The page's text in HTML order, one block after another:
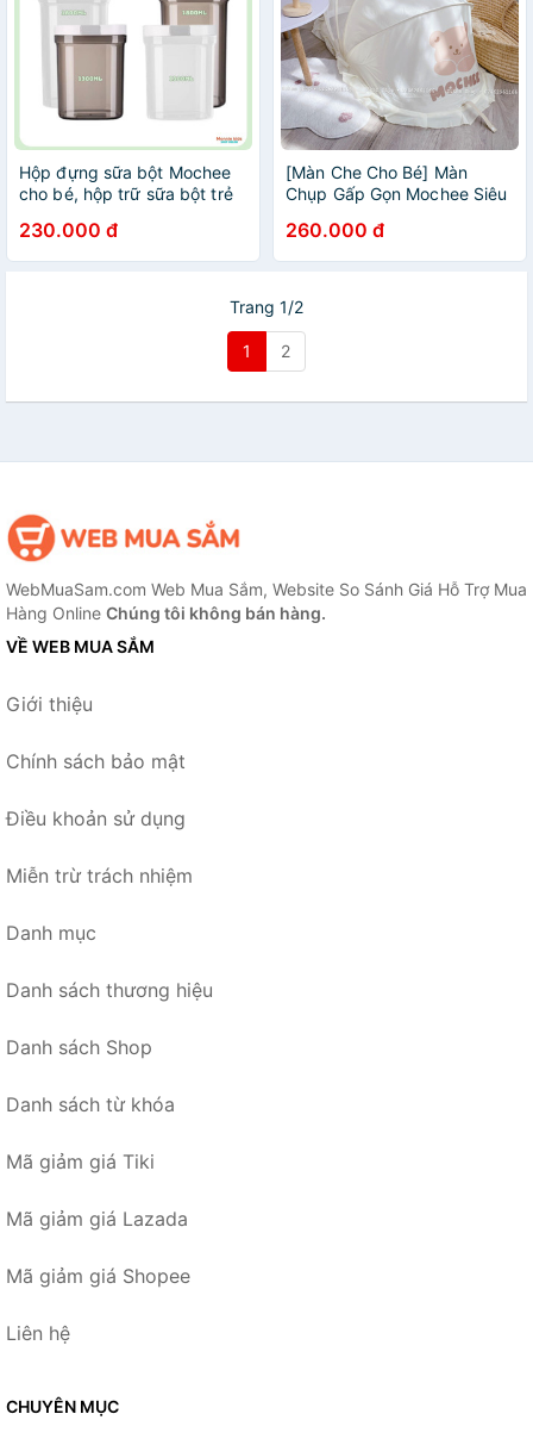
Hộp đựng sữa bột Mochee
cho bé, hộp trữ sữa bột trẻ
Monnie Kids
230.000 đ
[Màn Che Cho Bé] Màn
Chụp Gấp Gọn Mochee Siêu
260.000 đ
Trang 1/2
1 2
WebMuaSam.com Web Mua Sắm, Website So Sánh Giá Hỗ Trợ Mua
Hàng Online Chúng tôi không bán hàng.
VỀ WEB MUA SẮM
Giới thiệu
Chính sách bảo mật
Điều khoản sử dụng
Miễn trừ trách nhiệm
Danh mục
Danh sách thương hiệu
Danh sách Shop
Danh sách từ khóa
Mã giảm giá Tiki
Mã giảm giá Lazada
Mã giảm giá Shopee
Liên hệ
CHUYÊN MỤC